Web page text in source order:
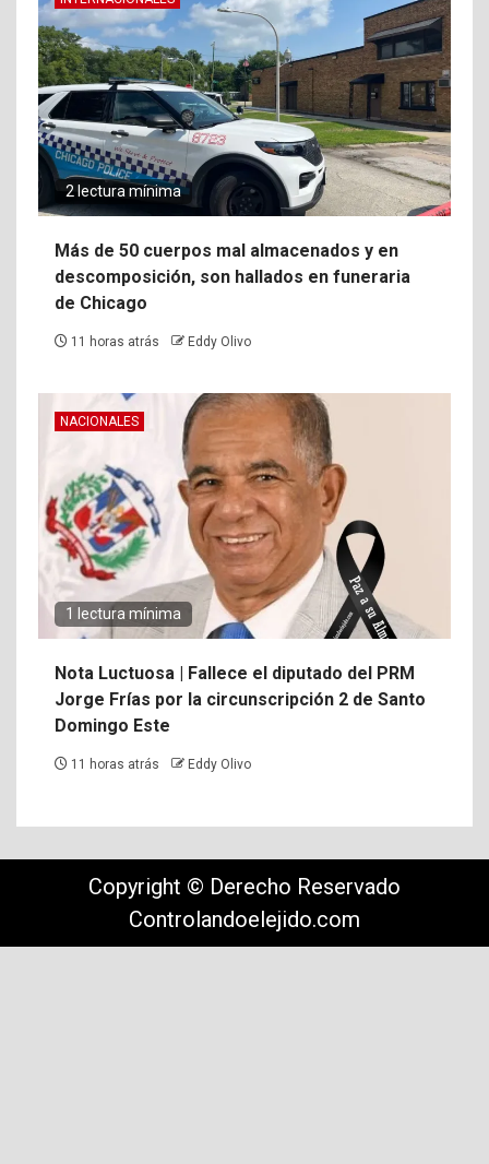
2 lectura mínima
Más de 50 cuerpos mal almacenados y en
descomposición, son hallados en funeraria
de Chicago
11 horas atrás Eddy Olivo
NACIONALES
1 lectura mínima
Nota Luctuosa | Fallece el diputado del PRM
Jorge Frías por la circunscripción 2 de Santo
Domingo Este
11 horas atrás Eddy Olivo
Copyright © Derecho Reservado
Controlandoelejido.com